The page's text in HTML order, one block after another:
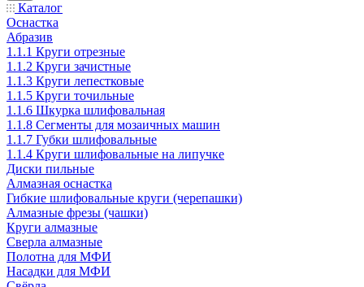
Каталог
Оснастка
Абразив
1.1.1 Круги отрезные
1.1.2 Круги зачистные
1.1.3 Круги лепестковые
1.1.5 Круги точильные
1.1.6 Шкурка шлифовальная
1.1.8 Сегменты для мозаичных машин
1.1.7 Губки шлифовальные
1.1.4 Круги шлифовальные на липучке
Диски пильные
Алмазная оснастка
Гибкие шлифовальные круги (черепашки)
Алмазные фрезы (чашки)
Круги алмазные
Сверла алмазные
Полотна для МФИ
Насадки для МФИ